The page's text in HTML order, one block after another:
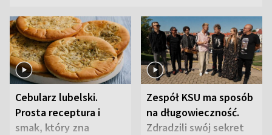
Cebularz lubelski.
Prosta receptura i
smak, który zna
Zespół KSU ma sposób
na długowieczność.
Zdradzili swój sekret